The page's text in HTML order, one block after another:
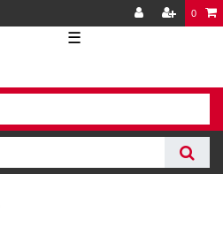
0
☰